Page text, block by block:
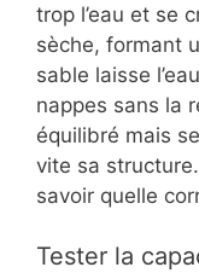
trop l’eau et se
sèche, formant
sable laisse
nappes sans la
équilibré mais
vite sa
savoir quelle
Tester la